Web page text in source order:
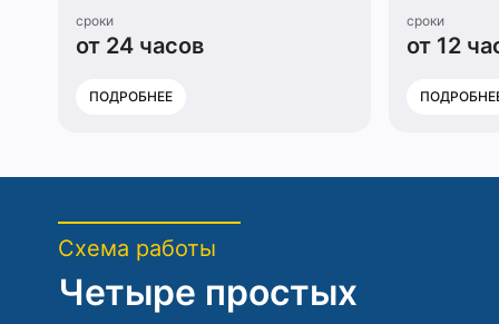
сроки
от 24 часов
ПОДРОБНЕЕ
сроки
от 12
Схема работы
Четыре простых